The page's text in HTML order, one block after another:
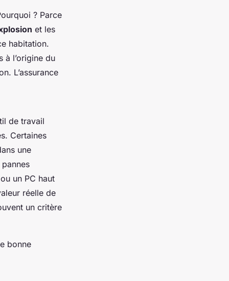
? Parce
et les
habitation.
à l’origine du
L’assurance
de travail
Certaines
une
un PC haut
réelle de
un critère
bonne